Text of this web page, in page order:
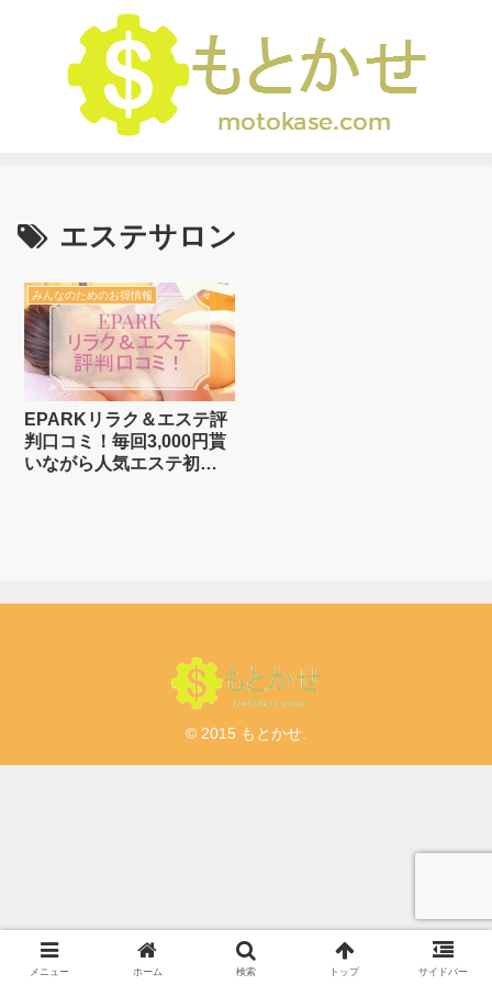
エステサロン
みんなのためのお得情報
EPARKリラク＆エステ評
判口コミ！毎回3,000円貰
いながら人気エステ初回
© 2015 もとかせ.
メニュー ホーム 検索 トップ サイドバー